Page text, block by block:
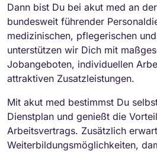
Dann bist Du bei akut med an
bundesweit führender
medizinischen, pflegerischen
unterstützen wir Dich mit
Jobangeboten, individuellen
attraktiven Zusatzleistungen.
Mit akut med bestimmst Du
Dienstplan und genießt die
Arbeitsvertrags. Zusätzlich
Weiterbildungsmöglichkeiten,